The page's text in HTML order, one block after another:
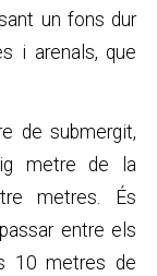
un fons dur
i arenals, que
de submergit,
metre de la
metres. És
entre els
10 metres de